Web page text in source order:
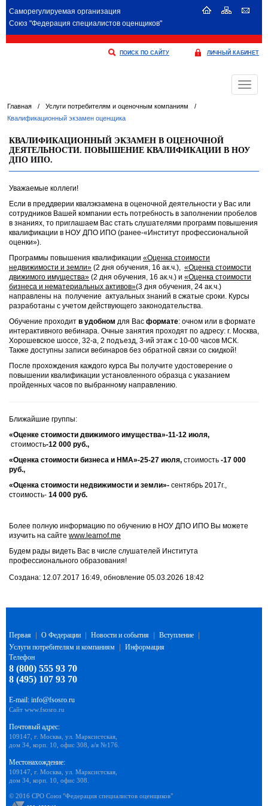
Саморегулируемая организация
Союз "Федерация специалистов оценщиков"
ПОИСК ПО САЙТУ ЛИЧНЫЙ КАБИНЕТ
Меню
Главная / Услуги потребителям и оценочным компаниям
/
Квалификационный экзамен оценщика
КВАЛИФИКАЦИОННЫЙ ЭКЗАМЕН В ОЦЕНОЧНОЙ
ДЕЯТЕЛЬНОСТИ. ПОВЫШЕНИЕ КВАЛИФИКАЦИИ В НОУ
ДПО ИПО.
Уважаемые коллеги!
Если в преддверии квалэкзамена в оценочной деятельности у Вас или
сотрудников Вашей компании есть потребность в заполнении пробелов
в знаниях, то приглашаем Вас стать слушателями программ повышения
квалификации в НОУ ДПО ИПО (ранее-«Институт профессиональной
оценки»).
Программы повышения квалификации «Оценка стоимости
недвижимости и земли» (2 дня обучения, 16 ак.ч.), «Оценка стоимости
движимого имущества» (2 дня обучения, 16 ак.ч.) и «Оценка стоимости
бизнеса и нематериальных активов»(3 дня обучения, 24 ак.ч.)
направлены на получение актуальных знаний в сжатые сроки. Курсы
разработаны с учетом действующего законодательства.
Обучение проходит в удобном для Вас формате: очном или в формате
интерактивного вебинара. Очные занятия проходят по адресу: г. Москва,
Хорошевское шоссе, 32-а, 2 подъезд, 3-ий этаж с 10-00 часов МСК.
Также доступны записи вебинаров без обратной связи со скидкой!
После прохождения каждого курса Вы получите удостоверение о
повышении квалификации установленного образца с указанием
пройденных часов по выбранному направлению.
Ближайшие группы:
«Оценке стоимости движимого имущества»-11-12 июля,
стоимость-12 000 руб.,
«Оценка стоимости бизнеса и НМА»-25-27 июля, стоимость -17 000
руб.,
«Оценка стоимости недвижимости и земли»- сентябрь 2017г.,
стоимость- 14 000 руб.
Более полную информацию по обучению в НОУ ДПО ИПО Вы можете
изучить на сайте www.learnof.me
Будем рады видеть Вас в числе слушателей Института
профессионального образования!
Создана: 12.07.2017 16:49, обновление 05.03.2026 18:42
Первая О Федерации Новости и события Вступление
Услуги потребителям и компаниям
Информация
Телефон
8 (800) 555 93 70
8 (495) 107 93 70
E-mail: info@fsosro.ru
Сайт www.fsosro.ru
Почтовый адрес:
109147, г. Москва, ул. Марксистская,
дом 34, корп. 10, офис 308, а/я №176.
Местонахождение:
109147, г. Москва, ул. Марксистская,
дом 34, корп. 10, офис 308.
© 2016 СРО Союз "Федерация специалистов оценщиков"